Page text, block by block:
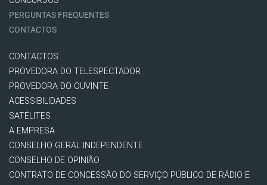
PERGUNTAS FREQUENTES
CONTACTOS
CONTACTOS
PROVEDORA DO TELESPECTADOR
PROVEDORA DO OUVINTE
ACESSIBILIDADES
SATÉLITES
A EMPRESA
CONSELHO GERAL INDEPENDENTE
CONSELHO DE OPINIÃO
CONTRATO DE CONCESSÃO DO SERVIÇO PÚBLICO DE RÁDIO E